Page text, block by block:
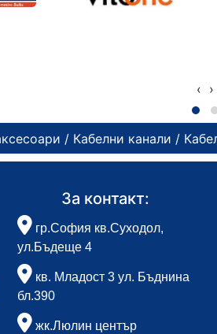
‹ ›
/ Кабелни канали /
За контакт:
гр.София кв.Суходол,
ул.Бъдеще 4
кв. Младост 3 ул. Бъднина
бл.390
жк.Люлин център